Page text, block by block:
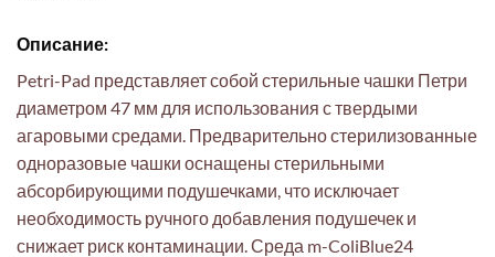
Описание:
Petri-Pad представляет собой стерильные чашки Петри
диаметром 47 мм для использования с твердыми
агаровыми средами. Предварительно стерилизованные
одноразовые чашки оснащены стерильными
абсорбирующими подушечками, что исключает
необходимость ручного добавления подушечек и
снижает риск контаминации. Среда m-ColiBlue24